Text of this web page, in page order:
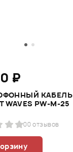
₽
КАБЕЛЬ
WAVES PW-M-25
00 отзывов